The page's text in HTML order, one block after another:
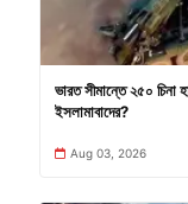
ভারত সীমান্তে ২৫০ চিনা
ইসলামাবাদের?
Aug 03, 2026